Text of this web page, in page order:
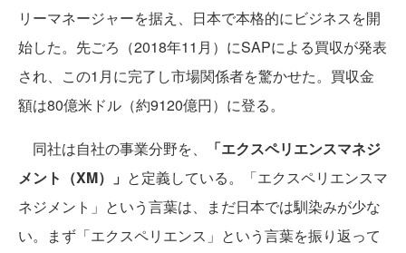
リーマネージャーを据え、日本で本格的にビジネスを開
始した。先ごろ（2018年11月）にSAPによる買収が発表
され、この1月に完了し市場関係者を驚かせた。買収金
額は80億米ドル（約9120億円）に登る。
同社は自社の事業分野を、
「エクスペリエンスマネジ
メント（XM）」 と定義している。「エクスペリエンスマ
ネジメント」という言葉は、まだ日本では馴染みが少な
い。まず「エクスペリエンス」という言葉を振り返って